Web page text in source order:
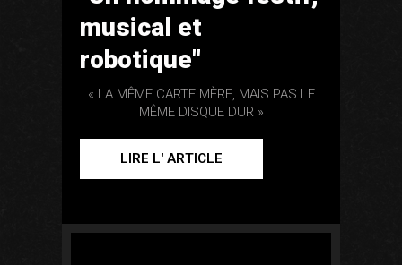
musical et
robotique"
« LA MÊME CARTE MÈRE, MAIS PAS LE
MÊME DISQUE DUR »
LIRE L' ARTICLE